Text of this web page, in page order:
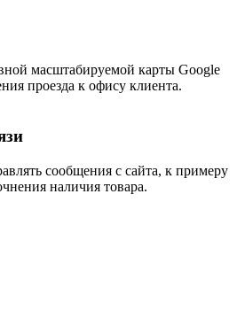
масштабируемой карты Google
проезда к офису клиента.
сообщения с сайта, к примеру
наличия товара.